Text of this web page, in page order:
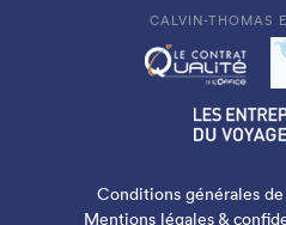
CALVIN-THOMAS
Conditions générales
Mentions légales &